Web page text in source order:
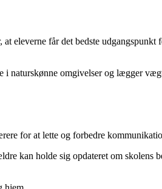
eleverne får det bedste udgangspunkt
naturskønne omgivelser og lægger
for at lette og forbedre
kan holde sig opdateret om skolens